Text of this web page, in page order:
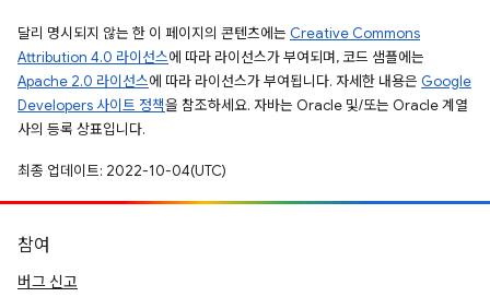
달리 명시되지 않는 한 이 페이지의 콘텐츠에는 Creative Commons
Attribution 4.0 라이선스에 따라 라이선스가 부여되며, 코드 샘플에는
Apache 2.0 라이선스에 따라 라이선스가 부여됩니다. 자세한 내용은 Google
Developers 사이트 정책을 참조하세요. 자바는 Oracle 및/또는 Oracle 계열
사의 등록 상표입니다.
최종 업데이트: 2022-10-04(UTC)
참여
버그 신고